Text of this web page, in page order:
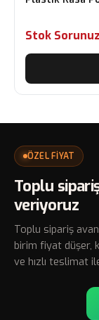
Stok Sorunuz
ÖZEL FİYAT
Toplu
veriyoruz
Toplu sipariş
birim fiyat düşer,
ve hızlı teslimat